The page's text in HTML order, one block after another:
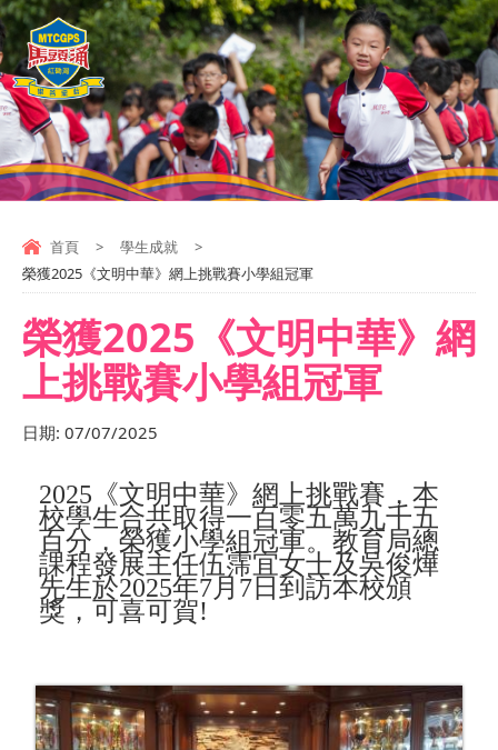
首頁 > 學生成就
>
榮獲2025《文明中華》網上挑戰賽小學組冠軍
榮獲2025《文明中華》網
上挑戰賽小學組冠軍
日期: 07/07/2025
2025 《文明中華》網上挑戰賽， 本
校學生合共取得一百零五萬九千五
百分， 榮獲小學組冠軍。教育局總
課程發展主任伍霈宜女士及吳俊燁
先生於2025年7月 7日到訪本校頒
獎，可喜可賀!